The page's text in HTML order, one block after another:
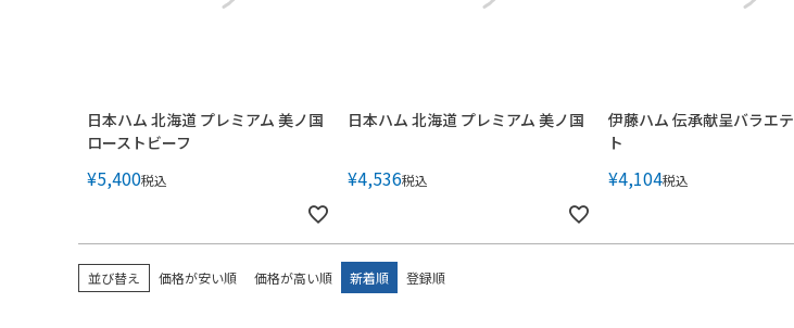
日本ハム 北海道 プレミアム 美ノ国
ローストビーフ
¥5,400税込
日本ハム 北海道 プレミアム 美ノ国
¥4,536税込
伊藤ハム 伝承献呈バラエ
ト
¥4,104税込
並び替え 価格が安い順 価格が高い順 新着順 登録順